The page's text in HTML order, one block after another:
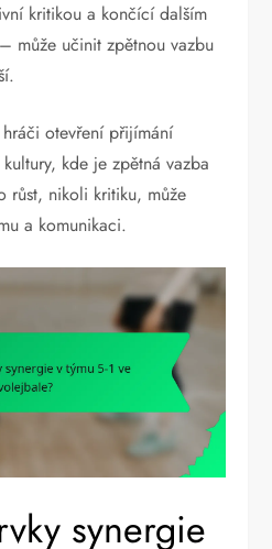
kritikou a končící dalším
může učinit zpětnou vazbu
otevření přijímání
kde je zpětná vazba
růst, nikoli kritiku, může
a komunikaci.
synergie